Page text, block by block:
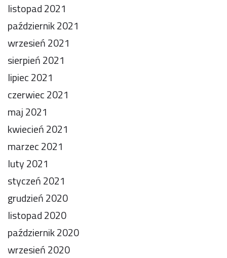
listopad 2021
październik 2021
wrzesień 2021
sierpień 2021
lipiec 2021
czerwiec 2021
maj 2021
kwiecień 2021
marzec 2021
luty 2021
styczeń 2021
grudzień 2020
listopad 2020
październik 2020
wrzesień 2020